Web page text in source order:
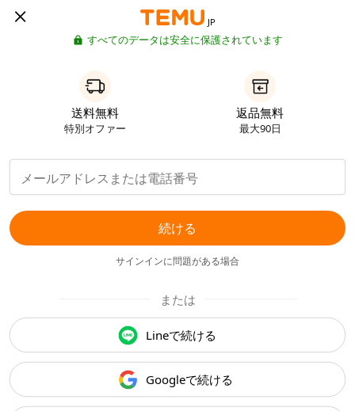
JP
すべてのデータは安全に保護されています
送料無料
特別オファー
返品無料
最大90日
続ける
サインインに問題がある場合
または
Lineで続ける
Googleで続ける